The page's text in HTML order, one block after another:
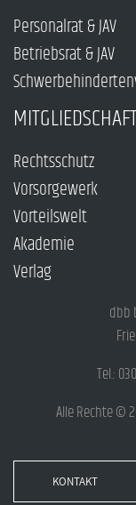
Personalrat & JAV
Betriebsrat & JAV
Rechtsschutz
Vorsorgewerk
Vorteilswelt
Akademie
Verlag
dbb
Tel.:
Alle Rechte ©
KONTAKT